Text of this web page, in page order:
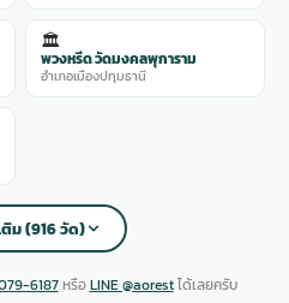
🏛️
พวงหรีด วัดมงคลพุการาม
อำเภอเมืองปทุมธานี
ม (916 วัด)
6187หรือLINE @aorestได้เลยครับ